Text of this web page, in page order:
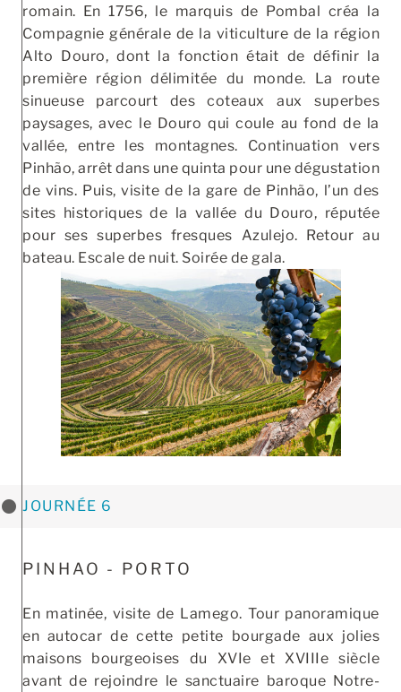
romain. En 1756, le marquis de Pombal créa la
Compagnie générale de la viticulture de la région
Alto Douro, dont la fonction était de définir la
première région délimitée du monde. La route
sinueuse parcourt des coteaux aux superbes
paysages, avec le Douro qui coule au fond de la
vallée, entre les montagnes. Continuation vers
Pinhão, arrêt dans une quinta pour une dégustation
de vins. Puis, visite de la gare de Pinhão, l’un des
sites historiques de la vallée du Douro, réputée
pour ses superbes fresques Azulejo. Retour au
bateau. Escale de nuit. Soirée de gala.
JOURNÉE 6
PINHAO - PORTO
En matinée, visite de Lamego. Tour panoramique
en autocar de cette petite bourgade aux jolies
maisons bourgeoises du XVIe et XVIIIe siècle
avant de rejoindre le sanctuaire baroque Notre-